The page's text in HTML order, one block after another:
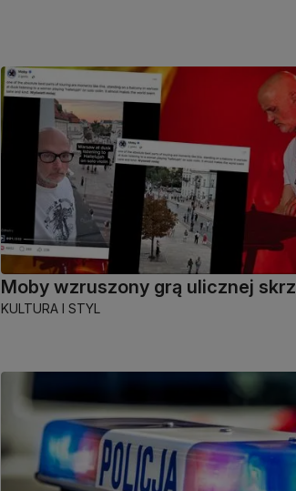
Moby wzruszony grą ulicznej
KULTURA I STYL